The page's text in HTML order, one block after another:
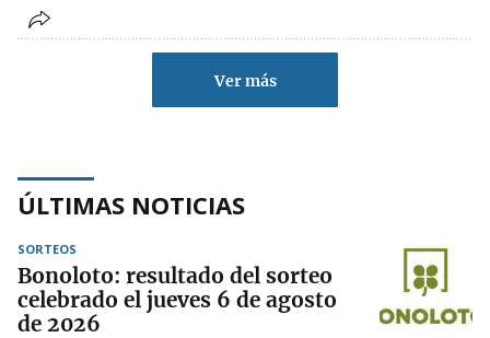
Ver más
ÚLTIMAS NOTICIAS
SORTEOS
Bonoloto: resultado del sorteo
celebrado el jueves 6 de agosto
de 2026